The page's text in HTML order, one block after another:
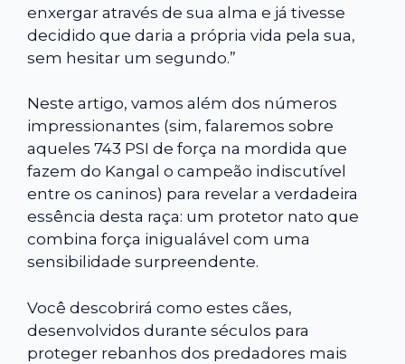
enxergar através de sua alma e já tivesse
decidido que daria a própria vida pela sua,
sem hesitar um segundo.”
Neste artigo, vamos além dos números
impressionantes (sim, falaremos sobre
aqueles 743 PSI de força na mordida que
fazem do Kangal o campeão indiscutível
entre os caninos) para revelar a verdadeira
essência desta raça: um protetor nato que
combina força inigualável com uma
sensibilidade surpreendente.
Você descobrirá como estes cães,
desenvolvidos durante séculos para
proteger rebanhos dos predadores mais